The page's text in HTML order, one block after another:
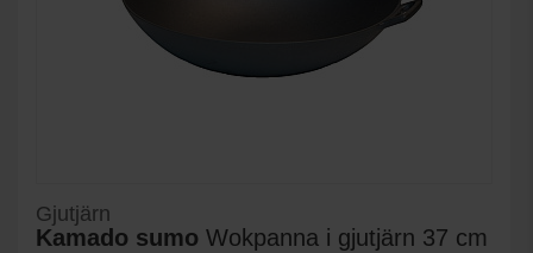
Gjutjärn
Kamado sumo Wokpanna i gjutjärn 37 cm